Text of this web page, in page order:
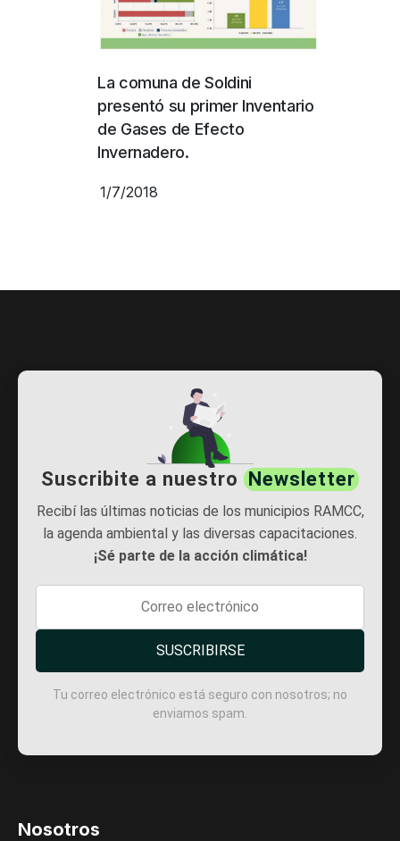
La comuna de Soldini
presentó su primer Inventario
de Gases de Efecto
Invernadero.
1/7/2018
Suscribite a nuestro Newsletter
Recibí las últimas noticias de los municipios RAMCC,
la agenda ambiental y las diversas capacitaciones.
¡Sé parte de la acción climática!
SUSCRIBIRSE
Tu correo electrónico está seguro con nosotros; no
enviamos spam.
Nosotros